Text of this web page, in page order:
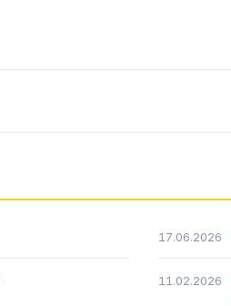
17.06.2026
11.02.2026